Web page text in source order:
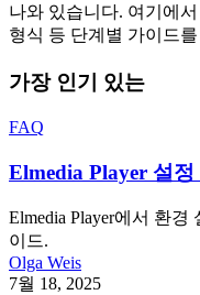
나와 있습니다. 여기에
형식 등 단계별 가이드
가장 인기 있는
FAQ
Elmedia Player 설정
Elmedia Player에서 환
이드.
Olga Weis
7월 18, 2025